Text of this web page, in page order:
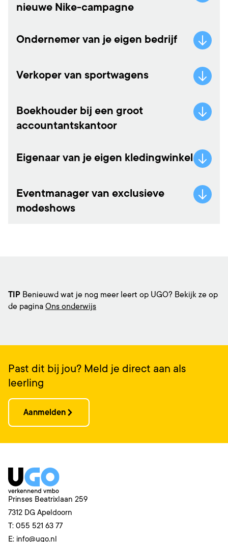
nieuwe Nike-campagne
Ondernemer van je eigen bedrijf
Verkoper van sportwagens
Boekhouder bij een groot
accountantskantoor
Eigenaar van je eigen kledingwinkel
Eventmanager van exclusieve
modeshows
TIP Benieuwd wat je nog meer leert op UGO? Bekijk ze op
de pagina Ons onderwijs
Past dit bij jou? Meld je direct aan als
leerling
Aanmelden
Prinses Beatrixlaan 259
7312 DG Apeldoorn
T: 055 521 63 77
E: info@ugo.nl